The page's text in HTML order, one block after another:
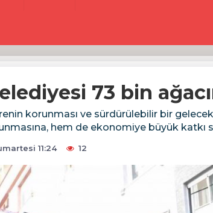
73 bin
korunması ve sürdürülebilir bir
hem de ekonomiye büyük katkı
11:24 12